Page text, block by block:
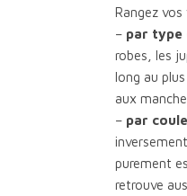
Rangez
– par type
robes, les
long au
aux
– par
purement
retrouve